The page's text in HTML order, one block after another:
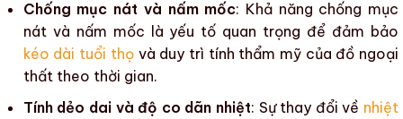
Chống mục nát và nấm mốc: Khả năng chống mục
nát và nấm mốc
là yếu tố quan trọng để đảm bảo
kéo dài tuổi thọvà duy trì tính thẩm mỹcủa đồ ngoại
thấttheo thời gian.
Tính dẻo dai và độ co dãn nhiệt: Sự thay đổi về nhiệt